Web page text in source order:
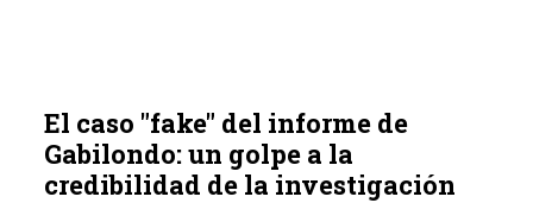
El caso "fake" del informe de
Gabilondo: un golpe a la
credibilidad de la investigación